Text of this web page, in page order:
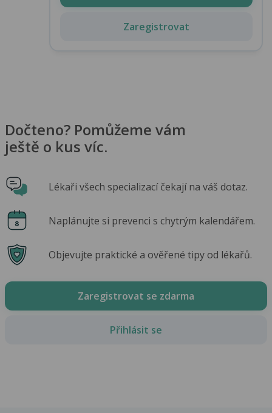
Zaregistrovat
Dočteno? Pomůžeme vám
ještě o kus víc.
Lékaři všech specializací čekají na váš dotaz.
Naplánujte si prevenci s chytrým kalendářem.
Objevujte praktické a ověřené tipy od lékařů.
Zaregistrovat se zdarma
Přihlásit se